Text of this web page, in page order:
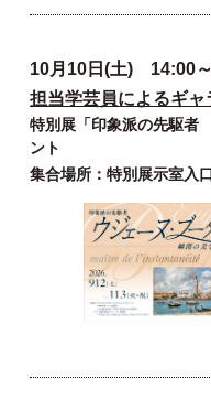
10月10日(土) 14:00
担当学芸員によるギャ
特別展「印象派の先駆者
ント
集合場所：特別展示室入